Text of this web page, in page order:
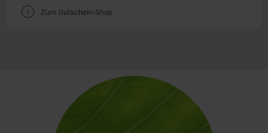
Für jeden Anlass – Einfach ausdrucken und sofort Freude
verschenken!